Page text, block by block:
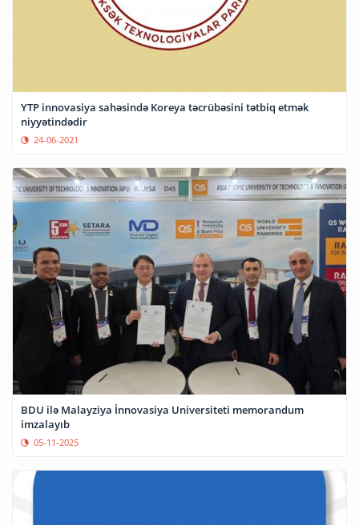
YTP innovasiya sahəsində Koreya təcrübəsini tətbiq etmək
niyyətindədir
24-06-2021
BDU ilə Malayziya İnnovasiya Universiteti memorandum
imzalayıb
05-11-2025